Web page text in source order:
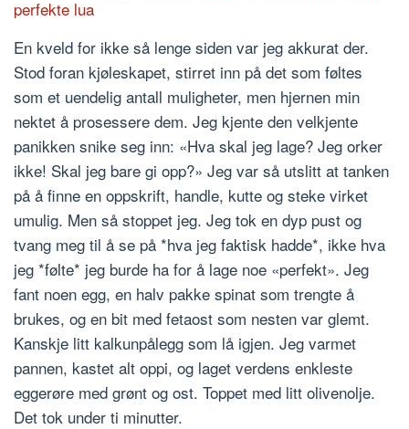
perfekte lua
En kveld for ikke så lenge siden var jeg akkurat der.
Stod foran kjøleskapet, stirret inn på det som føltes
som et uendelig antall muligheter, men hjernen min
nektet å prosessere dem. Jeg kjente den velkjente
panikken snike seg inn: «Hva skal jeg lage? Jeg orker
ikke! Skal jeg bare gi opp?» Jeg var så utslitt at tanken
på å finne en oppskrift, handle, kutte og steke virket
umulig. Men så stoppet jeg. Jeg tok en dyp pust og
tvang meg til å se på *hva jeg faktisk hadde*, ikke hva
jeg *følte* jeg burde ha for å lage noe «perfekt». Jeg
fant noen egg, en halv pakke spinat som trengte å
brukes, og en bit med fetaost som nesten var glemt.
Kanskje litt kalkunpålegg som lå igjen. Jeg varmet
pannen, kastet alt oppi, og laget verdens enkleste
eggerøre med grønt og ost. Toppet med litt olivenolje.
Det tok under ti minutter.